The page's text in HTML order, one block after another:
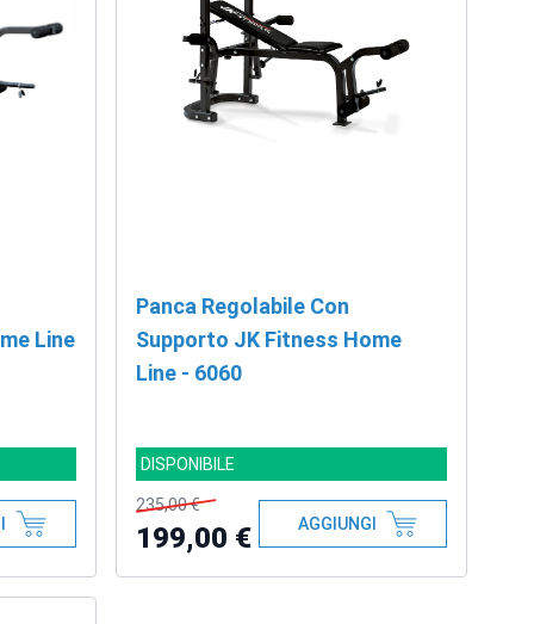
Line
Panca Regolabile Con
Supporto JK Fitness Home
Line - 6060
DISPONIBILE
235,00 €
199,00 € AGGIUNGI